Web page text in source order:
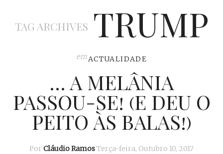
EU NA TV
TAG ARCHIVES TRUMP
emACTUALIDADE
… A MELÂNIA
PASSOU-SE! (E DEU O
PEITO ÀS BALAS!)
Por Cláudio RamosTerça-feira, Outubro 10, 2017